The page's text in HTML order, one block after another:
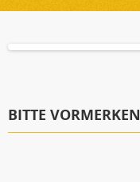
BITTE VORMERKEN